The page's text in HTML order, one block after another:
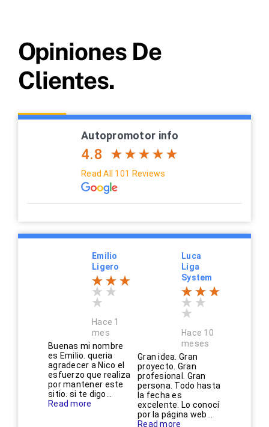
Opiniones De
Clientes.
Autopromotor info
4.8
Read All 101 Reviews
Emilio
Ligero
Hace 1
mes
Buenas mi nombre
es Emilio. queria
agradecer a Nico el
esfuerzo que realiza
por mantener este
sitio. si te digo...
Read more
Luca
Liga
System
Hace 10
meses
Gran idea. Gran
proyecto. Gran
profesional. Gran
persona. Todo hasta
la fecha es
excelente. Lo conocí
por la página web...
Read more